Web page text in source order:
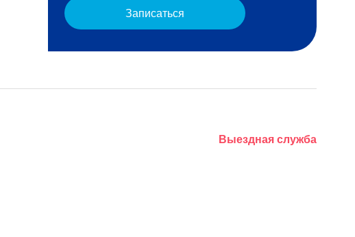
Записаться
Выездная служба